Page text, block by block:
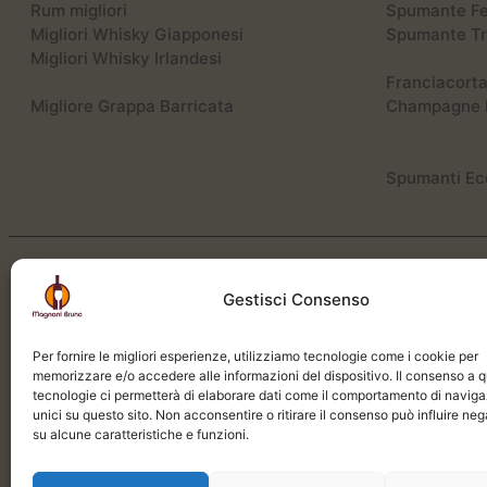
Gestisci Consenso
Per fornire le migliori esperienze, utilizziamo tecnologie come i cookie per
memorizzare e/o accedere alle informazioni del dispositivo. Il consenso a
tecnologie ci permetterà di elaborare dati come il comportamento di
unici su questo sito. Non acconsentire o ritirare il consenso può influire
su alcune caratteristiche e funzioni.
Rum migliori
Migliori Whisky Giapponesi
Migliori Whisky Irlandesi
Migliore Grappa Barricata
Spumante
Spumante
Champagne
Spumanti
Magnani Bruno S.r.l.
Via Don Masi, 20 | 47833 | Morciano di Romagna
Rimini | Italia
(+39) 0541 988425
P.IVA | 04113990404